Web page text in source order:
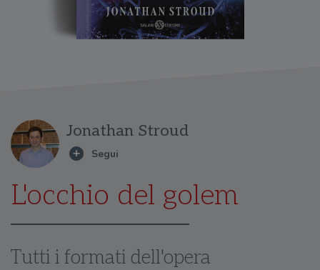
Jonathan Stroud
L'occhio del golem
Tutti i formati dell'opera